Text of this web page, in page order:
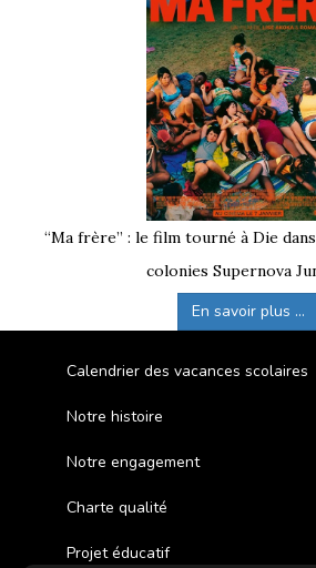
“Ma frère” : le film tourné à Die
colonies Supernova
En savoir plus ...
Calendrier des vacances scolaires
Notre histoire
Notre engagement
Charte qualité
Projet éducatif